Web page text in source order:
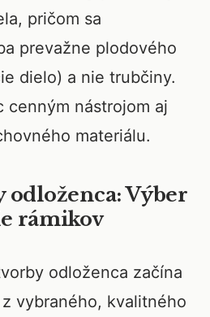
pričom sa
prevažne plodového
dielo) a nie trubčiny.
cenným nástrojom aj
materiálu.
odloženca: Výber
rámikov
odloženca začína
vybraného, kvalitného